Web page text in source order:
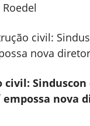
civil: Sinduscon
nova